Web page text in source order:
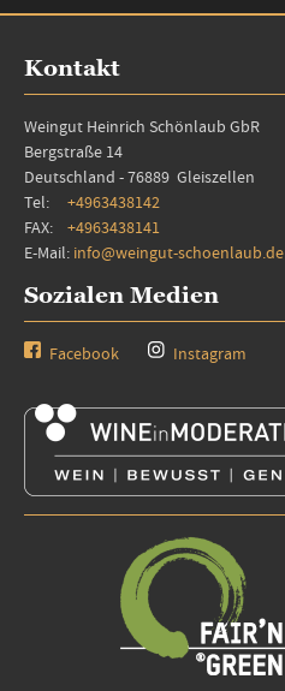
Kontakt
Weingut Heinrich Schönlaub GbR
Bergstraße 14
Deutschland - 76889 Gleiszellen
Tel: +4963438142
FAX: +4963438141
E-Mail: info@weingut-schoenlaub.de
Sozialen Medien
Facebook Instagram